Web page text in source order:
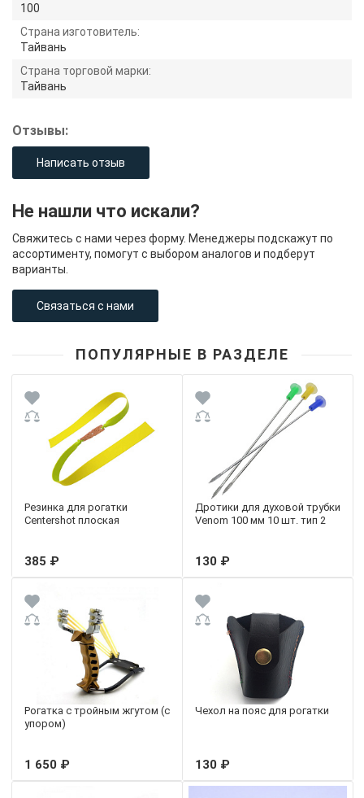
100
Страна изготовитель:
Тайвань
Страна торговой марки:
Тайвань
Отзывы:
Написать отзыв
Не нашли что искали?
Свяжитесь с нами через форму. Менеджеры подскажут по
ассортименту, помогут с выбором аналогов и подберут
варианты.
Связаться с нами
ПОПУЛЯРНЫЕ В РАЗДЕЛЕ
Резинка для рогатки
Centershot плоская
385 ₽
Дротики для духовой трубки
Venom 100 мм 10 шт. тип 2
130 ₽
Рогатка с тройным жгутом (с
упором)
1 650 ₽
Чехол на пояс для рогатки
130 ₽